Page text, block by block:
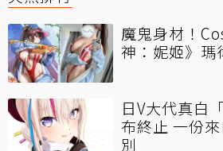
魔鬼身材！
神：妮姬》瑪
日V大代真白
布終止 一份
別